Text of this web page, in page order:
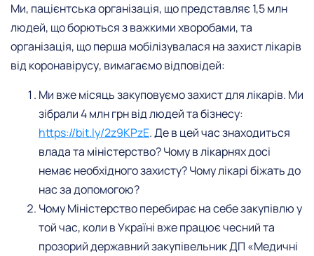
Ми, пацієнтська організація, що представляє 1,5 млн
людей, що борються з важкими хворобами, та
організація, що перша мобілізувалася на захист лікарів
від коронавірусу, вимагаємо відповідей:
Ми вже місяць закуповуємо захист для лікарів. Ми
зібрали 4 млн грн від людей та бізнесу:
https://bit.ly/2z9KPzE. Де в цей час знаходиться
влада та міністерство? Чому в лікарнях досі
немає необхідного захисту? Чому лікарі біжать до
нас за допомогою?
Чому Міністерство перебирає на себе закупівлю у
той час, коли в Україні вже працює чесний та
прозорий державний закупівельник ДП «Медичні